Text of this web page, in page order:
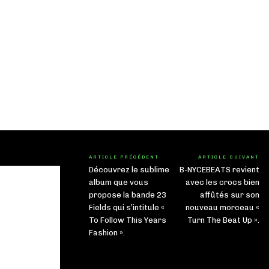
ARTICLE PRÉCÉDENT
Découvrez le sublime
album que vous
propose la bande 23
Fields qui s’intitule «
To Follow This Years
Fashion ».
ARTICLE SUIVANT
B-NYCEBEATS revient
avec les crocs bien
affûtés sur son
nouveau morceau «
Turn The Beat Up ».